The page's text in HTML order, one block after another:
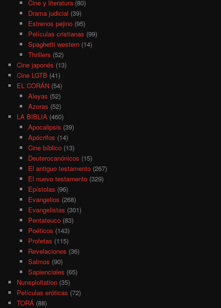
Cine y literatura(80)
Drama judicial (39)
Estrenos pejino(95)
Películas cristianas (99)
Spaghetti western(14)
Thrillers (52)
Cine japonés (13)
Cine LGTB (41)
EL CORÁN (54)
Aleyas (52)
Azoras (52)
LA BIBLIA (460)
Apocalipsis (39)
Apócrifos (14)
Cine bíblico(13)
Deuterocanónicos (15)
El antiguo testamento(267)
El nuevo testamento(329)
Epístolas (96)
Evangelios (268)
Evangelistas (301)
Pentateuco(83)
Poéticos (143)
Profetas (115)
Revelaciones (36)
Salmos (90)
Sapienciales (65)
Nunsploitation (35)
Películas eróticas (72)
TORÁ (88)